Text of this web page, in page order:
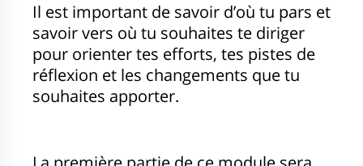
Il est important de savoir d’où tu pars et
savoir vers où tu souhaites te diriger
pour orienter tes efforts, tes pistes de
réflexion et les changements que tu
souhaites apporter.